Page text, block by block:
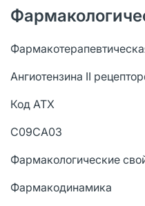
Ангиотензина II
Код АТХ
С09СА03
Фармакологические
Фармакодинамика